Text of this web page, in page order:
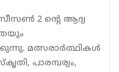
2 ന്റെ ആദ്യ
മത്സരാർത്ഥികൾ
പാരമ്പര്യം,